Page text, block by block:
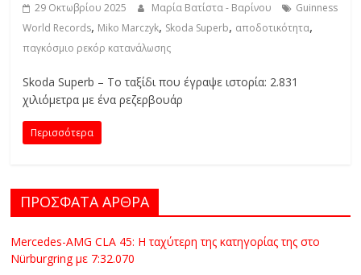
S
&
O
29 Οκτωβρίου 2025 Μαρία Βατίστα - Βαρίνου
Guinness
World Records, Miko Marczyk, Skoda Superb, αποδοτικότητα,
παγκόσμιο ρεκόρ κατανάλωσης
Skoda Superb – Το ταξίδι που έγραψε ιστορία: 2.831
χιλιόμετρα με ένα ρεζερβουάρ
Περισσότερα
ΠΡΟΣΦΑΤΑ ΑΡΘΡΑ
Mercedes-AMG CLA 45: Η ταχύτερη της κατηγορίας της στο
Nürburgring με 7:32.070